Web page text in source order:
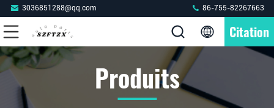
3036851288@qq.com 86-755-82267663
Citation
Produits